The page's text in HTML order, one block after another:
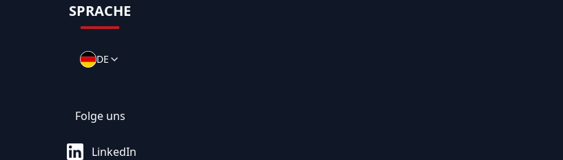
SPRACHE
DE
Folge uns
LinkedIn